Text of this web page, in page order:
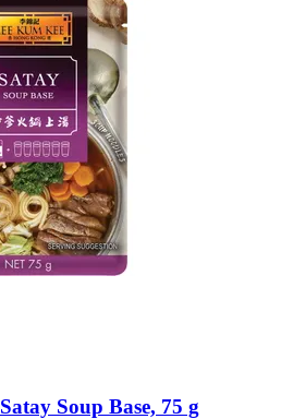
Satay Soup Base, 75 g